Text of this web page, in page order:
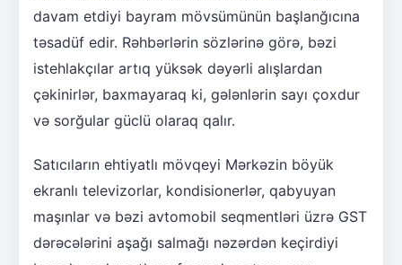
davam etdiyi bayram mövsümünün başlanğıcına
təsadüf edir. Rəhbərlərin sözlərinə görə, bəzi
istehlakçılar artıq yüksək dəyərli alışlardan
çəkinirlər, baxmayaraq ki, gələnlərin sayı çoxdur
və sorğular güclü olaraq qalır.
Satıcıların ehtiyatlı mövqeyi Mərkəzin böyük
ekranlı televizorlar, kondisionerlər, qabyuyan
maşınlar və bəzi avtomobil seqmentləri üzrə GST
dərəcələrini aşağı salmağı nəzərdən keçirdiyi